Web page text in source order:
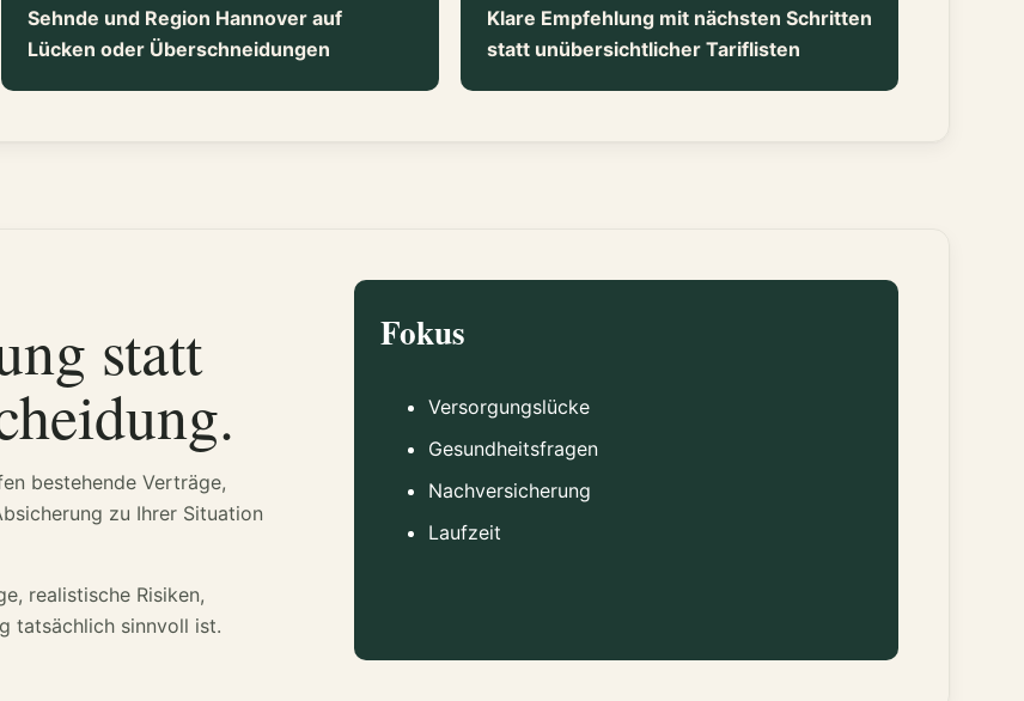
Sehnde und Region Hannover auf
Lücken oder Überschneidungen
Klare Empfehlung mit nächsten Schritten
statt unübersichtlicher Tariflisten
statt
bestehende Verträge,
zu Ihrer Situation
realistische Risiken,
tatsächlich sinnvoll ist.
Fokus
Versorgungslücke
Gesundheitsfragen
Nachversicherung
Laufzeit